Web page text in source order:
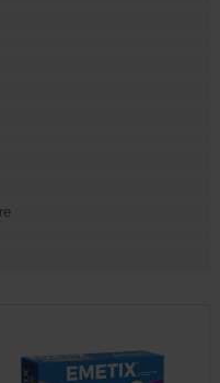
vitamine (vitamina C
se dizolva in apa si nu
care sustin anumite
sanatatea oaselor si